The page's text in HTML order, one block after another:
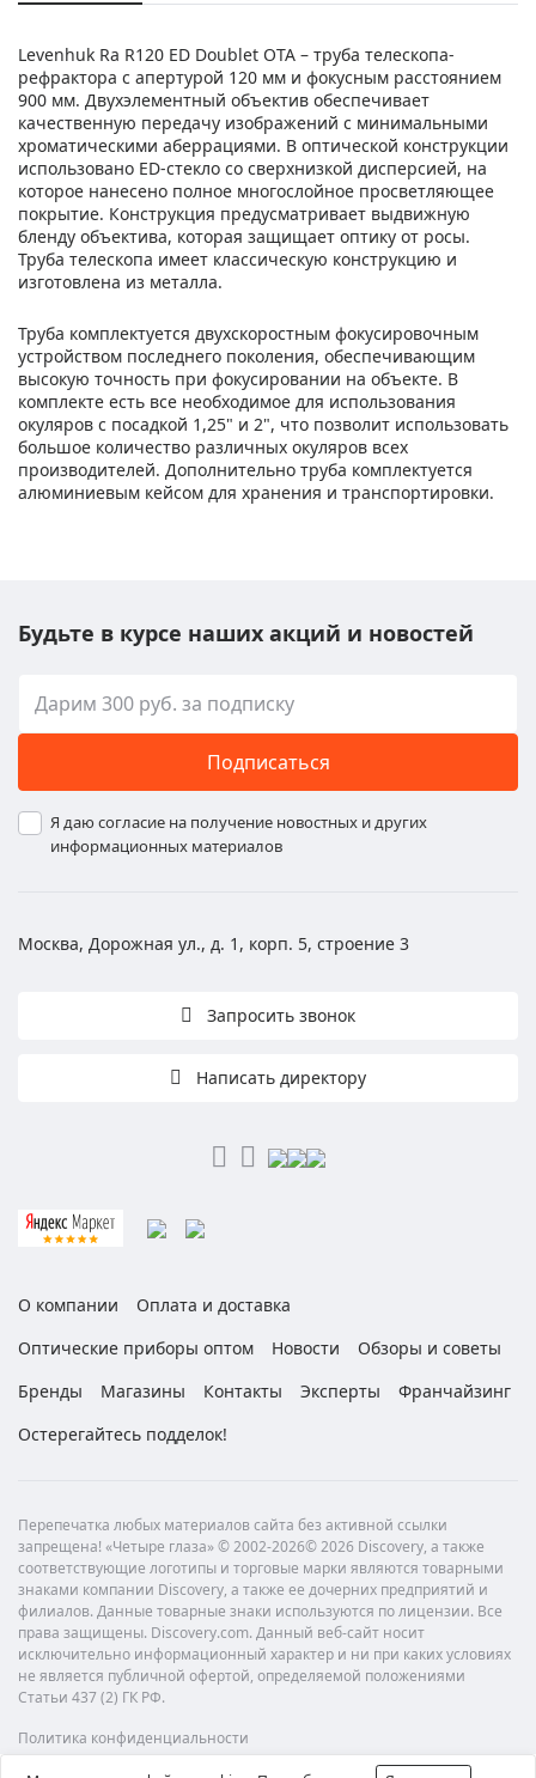
Levenhuk Ra R120 ED Doublet OTA – труба телескопа-
рефрактора с апертурой 120 мм и фокусным расстоянием
900 мм. Двухэлементный объектив обеспечивает
качественную передачу изображений с минимальными
хроматическими аберрациями. В оптической конструкции
использовано ED-стекло со сверхнизкой дисперсией, на
которое нанесено полное многослойное просветляющее
покрытие. Конструкция предусматривает выдвижную
бленду объектива, которая защищает оптику от росы.
Труба телескопа имеет классическую конструкцию и
изготовлена из металла.
Труба комплектуется двухскоростным фокусировочным
устройством последнего поколения, обеспечивающим
высокую точность при фокусировании на объекте. В
комплекте есть все необходимое для использования
окуляров с посадкой 1,25" и 2", что позволит использовать
большое количество различных окуляров всех
производителей. Дополнительно труба комплектуется
алюминиевым кейсом для хранения и транспортировки.
Будьте в курсе наших акций и новостей
Подписаться
Я даю согласие на получение новостных и других
информационных материалов
Москва, Дорожная ул., д. 1, корп. 5, строение 3
Запросить звонок
Написать директору
О компании
Оплата и доставка
Оптические приборы оптом
Новости
Обзоры и советы
Бренды
Магазины Контакты Эксперты
Франчайзинг
Остерегайтесь подделок!
Перепечатка любых материалов сайта без активной ссылки
запрещена! «Четыре глаза» © 2002-2026© 2026 Discovery, а также
соответствующие логотипы и торговые марки являются товарными
знаками компании Discovery, а также ее дочерних предприятий и
филиалов. Данные товарные знаки используются по лицензии. Все
права защищены. Discovery.com. Данный веб-сайт носит
исключительно информационный характер и ни при каких условиях
не является публичной офертой, определяемой положениями
Статьи 437 (2) ГК РФ.
Политика конфиденциальности